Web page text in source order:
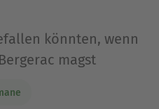
könnten, wenn
magst